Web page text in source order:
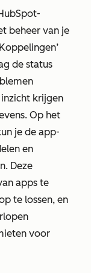
beheer van je
de status
krijgen
Op het
je de app-
en
Deze
apps te
te lossen, en
voor